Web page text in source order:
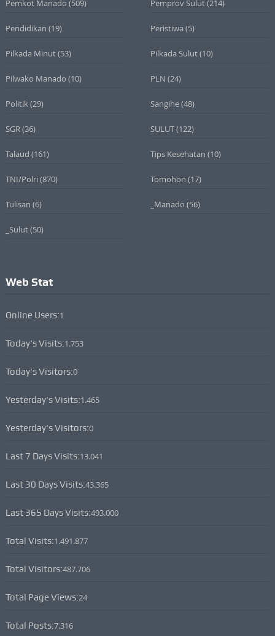
Pemkot Manado (509) Pemprov Sulut(214)
Pendidikan (19) Peristiwa (5)
Pilkada Minut(53) Pilkada Sulut(10)
Pilwako Manado (10) PLN (24)
Politik (29) Sangihe(48)
SGR (36) SULUT(122)
Talaud (161) Tips Kesehatan (10)
TNI/Polri (870) Tomohon (17)
Tulisan (6) _Manado (56)
_Sulut(50)
Web Stat
Online Users:1
Today's Visits:1.753
Today's Visitors:0
Yesterday's Visits:1.465
Yesterday's Visitors:0
Last 7 Days Visits:13.041
Last 30 Days Visits:43.365
Last 365 Days Visits:493.000
Total Visits:1.491.877
Total Visitors:487.706
Total Page Views:24
Total Posts:7.316